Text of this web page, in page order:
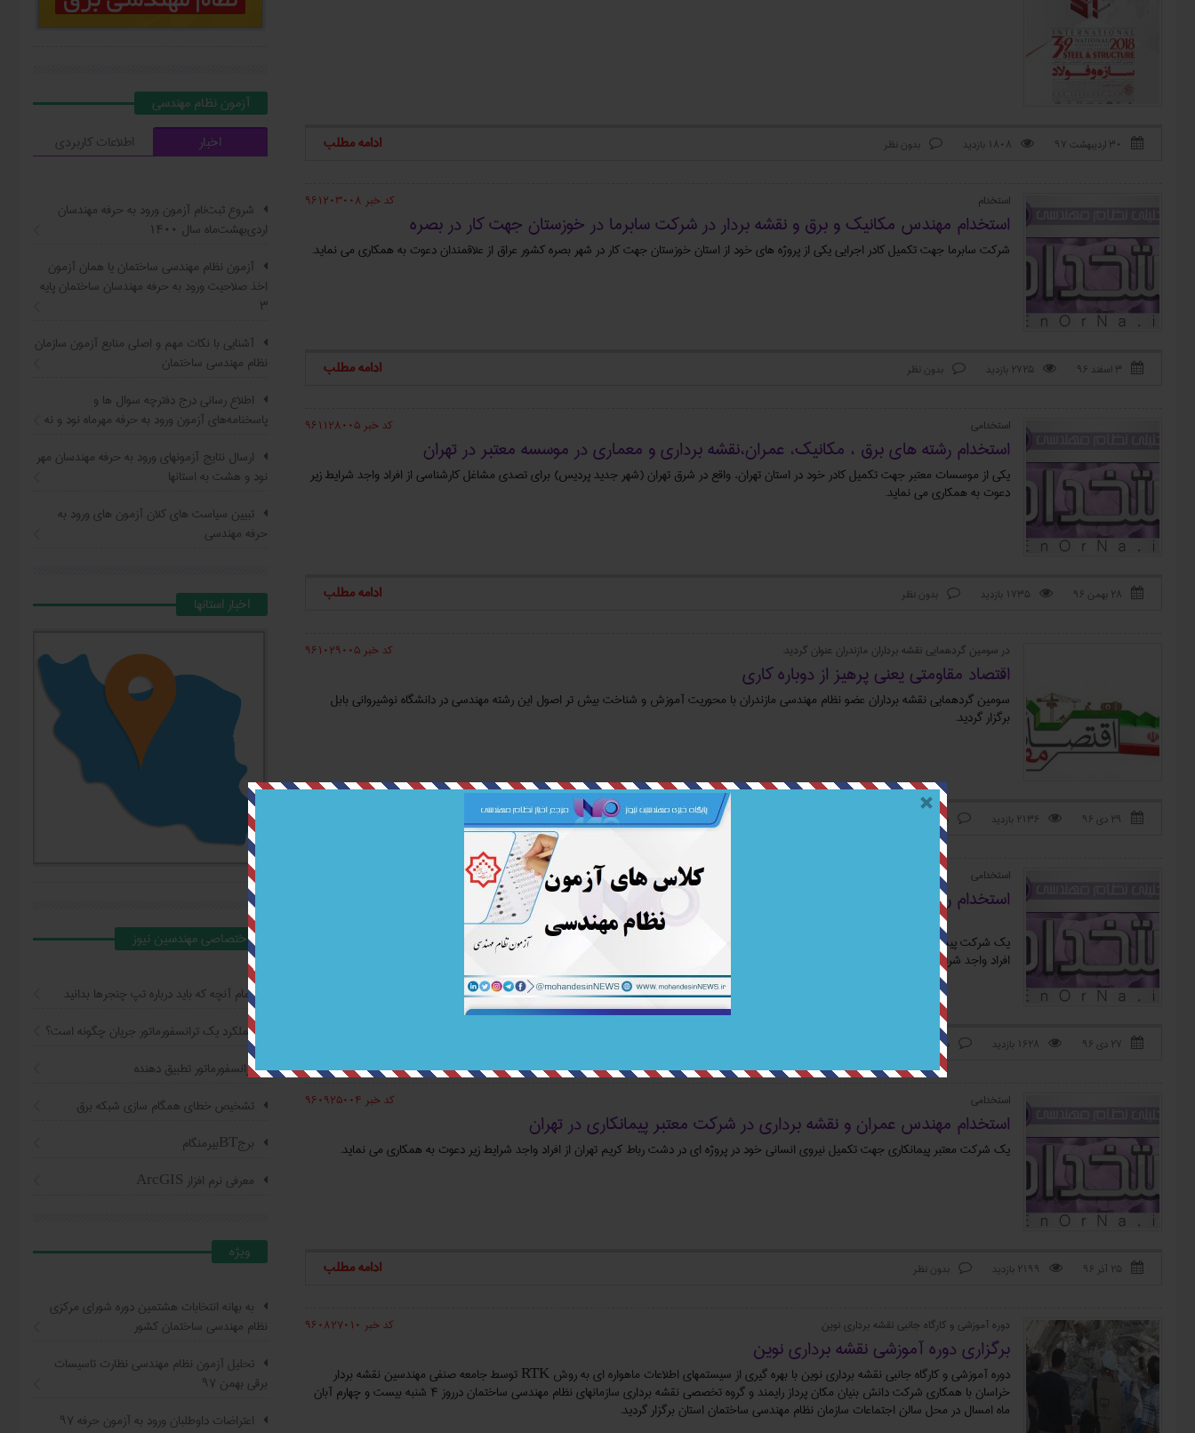
 ۳۰ اردیبهشت ۹۷  1808 بازدید  بدون نظر ادامه مطلب
استخدام کد خبر 961203008
استخدام مهندس مکانیک و برق و نقشه بردار در شرکت سابرما در خوزستان جهت کار در بصره
شرکت سابرما جهت تکمیل کادر اجرایی یکی از پروژه های خود از استان خوزستان جهت کار در شهر بصره کشور عراق از علاقمندان دعوت به همکاری می نماید.
 ۳ اسفند ۹۶  2725 بازدید  بدون نظر ادامه مطلب
استخدامی کد خبر 961128005
استخدام رشته های برق ، مکانیک، عمران،نقشه برداری و معماری در موسسه معتبر در تهران
یکی از موسسات معتبر جهت تکمیل کادر خود در استان تهران، واقع در شرق تهران (شهر جدید پردیس) برای تصدی مشاغل کارشناسی از افراد واجد شرایط زیر
دعوت به همکاری می نماید.
 ۲۸ بهمن ۹۶  1735 بازدید  بدون نظر ادامه مطلب
در سومین گردهمایی نقشه برداران مازندران عنوان گردید: کد خبر 961029005
اقتصاد مقاومتی یعنی پرهیز از دوباره ‌کاری
سومین گردهمایی نقشه ‌برداران عضو نظام مهندسی مازندران با محوریت آموزش و شناخت بیش تر اصول این رشته مهندسی در دانشگاه نوشیروانی بابل
برگزار گردید.
 ۲۹ دی ۹۶  2136 بازدید  بدون نظر
استخدامی
استخدام رشته های برق ، مکانیک ، نقشه برداری در یک شرکت پیمانکاری EPC در تهران
یک شرکت پیمانکاری EPC فعال در حوزه تصفیه خانه های آب، صنایع نیروگاهی، نفت، گاز، پتروشیمی و … در راستای تکمیل کادر خود در استان تهران، از
افراد واجد شرایط در ردیف های شغلی زیر دعوت به همکاری می نماید.
 ۲۷ دی ۹۶  1628 بازدید  بدون نظر
استخدامی کد خبر 960925004
استخدام مهندس عمران و نقشه برداری در شرکت معتبر پیمانکاری در تهران
یک شرکت معتبر پیمانکاری جهت تکمیل نیروی انسانی خود در پروژه ای در دشت رباط کریم تهران از افراد واجد شرایط زیر دعوت به همکاری می نماید.
 ۲۵ آذر ۹۶  2199 بازدید  بدون نظر ادامه مطلب
دوره آموزشی و کارگاه جانبی نقشه برداری نوین کد خبر 960827010
برگزاری دوره آموزشی نقشه برداری نوین
دوره آموزشی و کارگاه جانبی نقشه برداری نوین با بهره گیری از سیستمهای اطلاعات ماهواره ای به روش RTK توسط جامعه صنفی مهندسین نقشه بردار
خراسان با همکاری شركت دانش بنيان مکان پرداز رايمند و گروه تخصصی نقشه برداری سازمانهای نظام مهندسی ساختمان درروز 4 شنبه بیست و چهارم آبان
ماه امسال در محل سالن اجتماعات سازمان نظام مهندسی ساختمان استان برگزار گردید.
آزمون نظام مهندسي
اخبار
اطلاعات کاربردی
شروع ثبت‌نام آزمون ورود به حرفه مهندسان
اردی‌بهشت‌ماه سال ۱۴۰۰
آزمون نظام مهندسی ساختمان یا همان آزمون
اخذ صلاحیت ورود به حرفه مهندسان ساختمان پایه
۳
آشنایی با نکات مهم و اصلی منابع آزمون سازمان
نظام مهندسی ساختمان
اطلاع ‏رسانی درج دفترچه سوال ‌ها و
پاسخنامه‌های آزمون ورود به حرفه مهرماه نود و نه
ارسال نتایج آزمونهای ورود به حرفه مهندسان مهر
نود و هشت به استانها
تبیین سیاست ‌های کلان آزمون های ورود به
حرفه مهندسی
اخبار استانها
اختصاصي مهندسين نيوز
تمام آنچه که باید درباره تپ چنجرها بدانید
عملکرد یک ترانسفورماتور جریان چگونه است؟
ترانسفورماتور تطبیق دهنده
تشخیص خطای همگام سازی شبکه برق
برجBTبیرمنگام
معرفی نرم افزار ArcGIS
ويژه
به بهانه انتخابات هشتمین دوره شورای مرکزی
نظام مهندسی ساختمان کشور
تحلیل آزمون نظام مهندسی نظارت تاسیسات
برقی بهمن ۹۷
اعتراضات داوطلبان ورود به آزمون حرفه ٩٧